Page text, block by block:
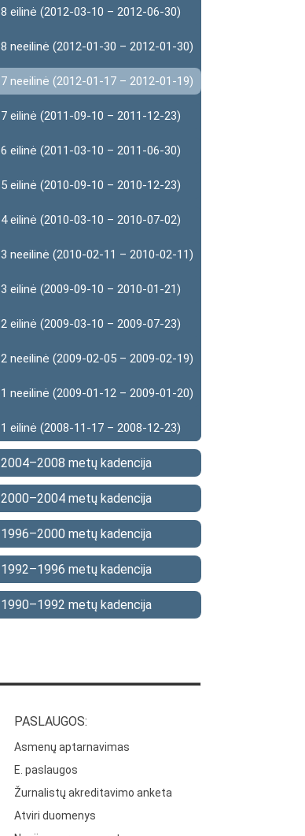
8 eilinė (2012-03-10 – 2012-06-30)
8 neeilinė (2012-01-30 – 2012-01-30)
7 neeilinė (2012-01-17 – 2012-01-19)
7 eilinė (2011-09-10 – 2011-12-23)
6 eilinė (2011-03-10 – 2011-06-30)
5 eilinė (2010-09-10 – 2010-12-23)
4 eilinė (2010-03-10 – 2010-07-02)
3 neeilinė (2010-02-11 – 2010-02-11)
3 eilinė (2009-09-10 – 2010-01-21)
2 eilinė (2009-03-10 – 2009-07-23)
2 neeilinė (2009-02-05 – 2009-02-19)
1 neeilinė (2009-01-12 – 2009-01-20)
1 eilinė (2008-11-17 – 2008-12-23)
2004–2008 metų kadencija
2000–2004 metų kadencija
1996–2000 metų kadencija
1992–1996 metų kadencija
1990–1992 metų kadencija
PASLAUGOS:
Asmenų aptarnavimas
E. paslaugos
Žurnalistų akreditavimo anketa
Atviri duomenys